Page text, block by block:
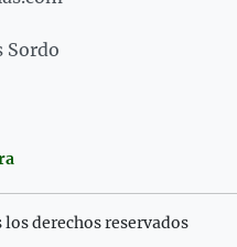
Sordo
derechos reservados